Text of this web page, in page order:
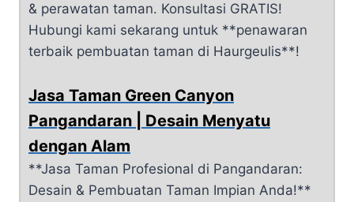
& perawatan taman. Konsultasi GRATIS!
Hubungi kami sekarang untuk **penawaran
terbaik pembuatan taman di Haurgeulis**!
Jasa Taman Green Canyon
Pangandaran | Desain Menyatu
dengan Alam
**Jasa Taman Profesional di Pangandaran:
Desain & Pembuatan Taman Impian Anda!**